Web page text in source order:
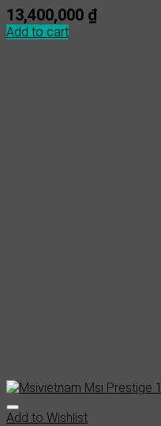
13,400,000 ₫
Add to cart
Add to Wishlist